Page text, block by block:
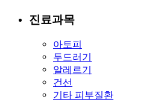
진료과목
아토피
두드러기
알레르기
건선
기타 피부질환